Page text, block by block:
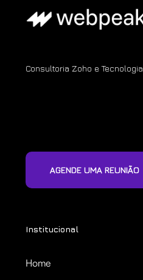
Consultoria Zoho e Tecnologia
AGENDE UMA REUNIÃO
Institucional
Home